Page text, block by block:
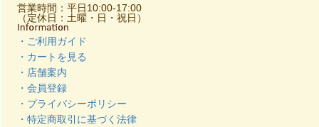
営業時間：平日10:00-17:00
（定休日：土曜・日・祝日）
・ご利用ガイド
・カートを見る
・店舗案内
・会員登録
・プライバシーポリシー
・特定商取引に基づく法律